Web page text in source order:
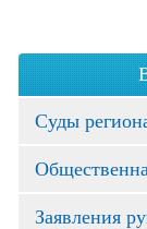
Суды
Заявления